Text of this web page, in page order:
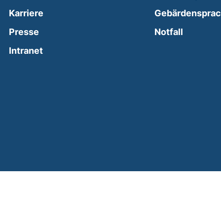
Karriere
Presse
Intranet(external link, opens in a new window)
Notfall